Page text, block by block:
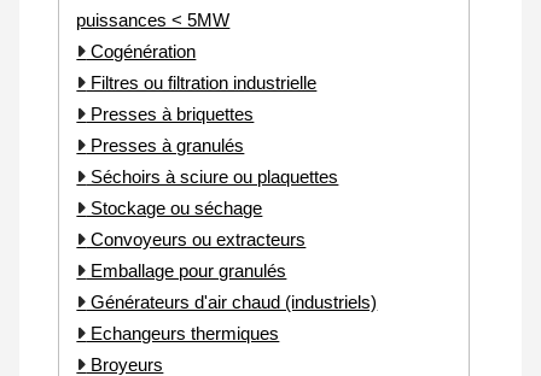
puissances < 5MW
Cogénération
Filtres ou filtration industrielle
Presses à briquettes
Presses à granulés
Séchoirs à sciure ou plaquettes
Stockage ou séchage
Convoyeurs ou extracteurs
Emballage pour granulés
Générateurs d'air chaud (industriels)
Echangeurs thermiques
Broyeurs